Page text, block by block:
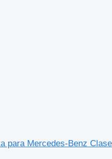
para Mercedes-Benz